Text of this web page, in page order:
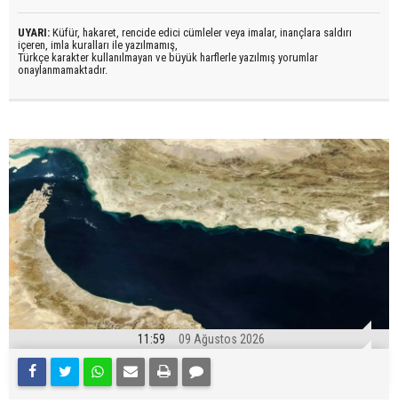
UYARI: Küfür, hakaret, rencide edici cümleler veya imalar, inançlara saldırı
içeren, imla kuralları ile yazılmamış,
Türkçe karakter kullanılmayan ve büyük harflerle yazılmış yorumlar
onaylanmamaktadır.
11:59 09 Ağustos 2026